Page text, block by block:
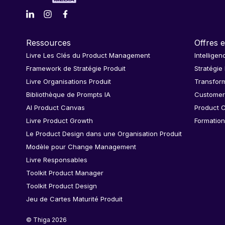
Ressources
Livre Les Clés du Product Management
Framework de Stratégie Produit
Livre Organisations Produit
Bibliothèque de Prompts IA
AI Product Canvas
Livre Product Growth
Le Product Design dans une Organisation Produit
Modèle pour Change Management
Livre Responsables
Toolkit Product Manager
Toolkit Product Design
Jeu de Cartes Maturité Produit
Offres
Stratégie
Product
Formation
© Thiga 2026